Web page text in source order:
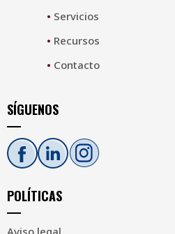
• Servicios
• Recursos
• Contacto
SÍGUENOS
POLÍTICAS